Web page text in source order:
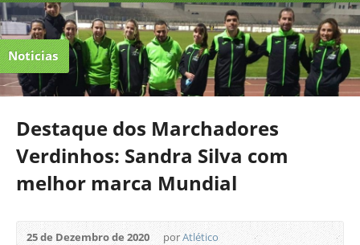
Noticias
Destaque dos Marchadores
Verdinhos: Sandra Silva com
melhor marca Mundial
25 de Dezembro de 2020 porAtlético